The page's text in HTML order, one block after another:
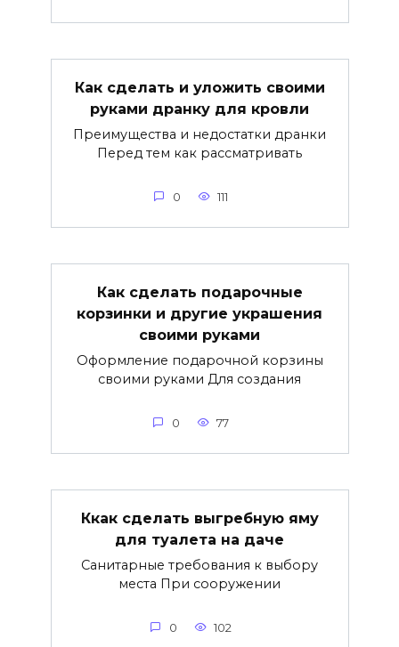
Как сделать и уложить своими
руками дранку для кровли
Преимущества и недостатки дранки
Перед тем как рассматривать
0 111
Как сделать подарочные
корзинки и другие украшения
своими руками
Оформление подарочной корзины
своими руками Для создания
0 77
Ккак сделать выгребную яму
для туалета на даче
Санитарные требования к выбору
места При сооружении
0 102